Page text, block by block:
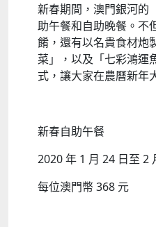
新春期間，澳門銀河的
助午餐和自助晚餐。不
餚，還有以名貴食材炮
菜」，以及「七彩鴻運
式，讓大家在農曆新年
新春自助午餐
2020 年 1 月 24 日至 2
每位澳門幣 368 元